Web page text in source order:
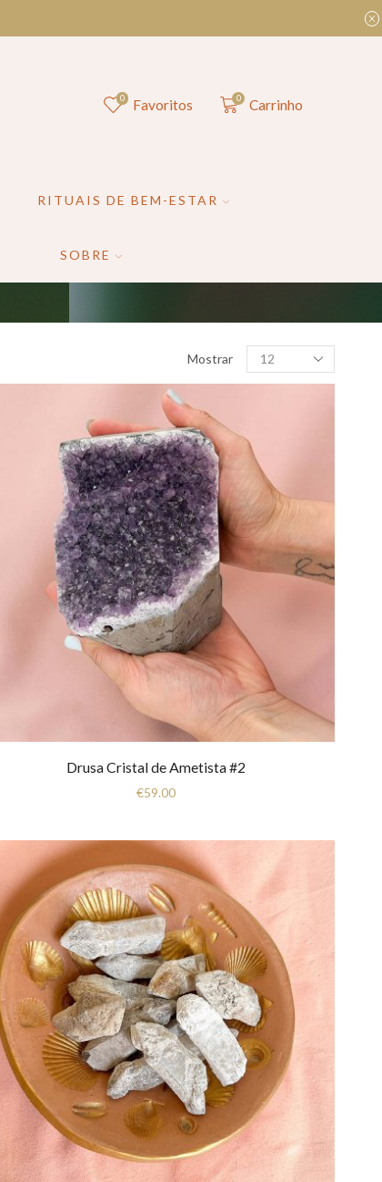
0 Favoritos 0 Carrinho
RITUAIS DE BEM-ESTAR
SOBRE
Mostrar
Drusa Cristal de Ametista #2
€59.00